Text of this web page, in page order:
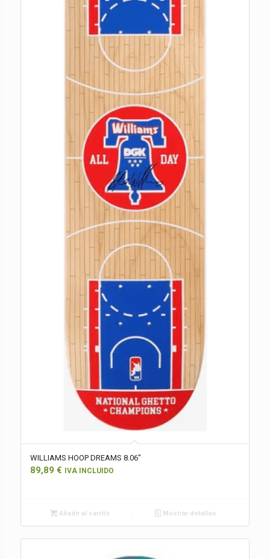
WILLIAMS HOOP DREAMS 8.06″
89,89 € IVA INCLUIDO
Añadir al carrito Mostrar detalles